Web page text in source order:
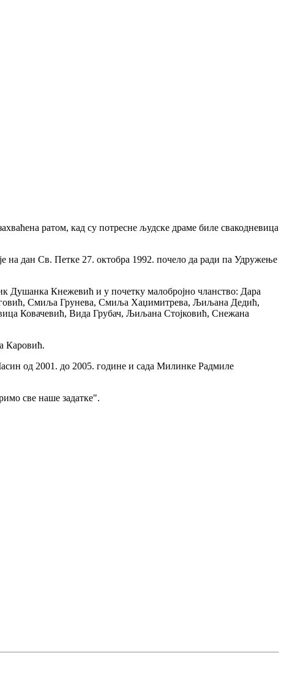
ратом, кад су потресне људске драме биле свакодневица
на дан Св. Петке 27. октобра 1992. почело да ради па Удружење
Душанка Кнежевић и у почетку малобројно чланство: Дара
Смиља Грунева, Смиља Хаџимитрева, Љиљана Дедић,
Ковачевић, Вида Грубач, Љиљана Стојковић, Снежана
Каровић.
од 2001. до 2005. године и сада Милинке Радмиле
све наше задатке".